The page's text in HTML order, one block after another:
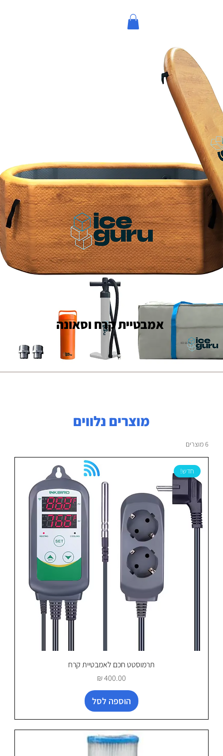
אמבטיית קרח וסאונה
ICE GURU
מוצרים נלווים
6 מוצרים
חדש!
תרמוסטט חכם לאמבטיית קרח
מחיר
הוספה לסל